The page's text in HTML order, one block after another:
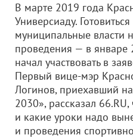
В марте 2019 года
Универсиаду.
муниципальные власти
проведения — в январе
начал участвовать в
Первый вице-мэр
Логинов, приехавший
2030», рассказал
и какие уроки надо
и проведения